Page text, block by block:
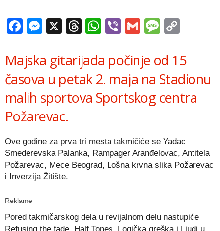
Facebook
Messenger
X Threads
WhatsApp
ViberGmail
Majska gitarijada počinje od 15
časova u petak 2. maja na Stadionu
malih sportova Sportskog centra
Požarevac.
Ove godine za prva tri mesta takmičiće se Yadac
Smederevska Palanka, Rampager Aranđelovac, Antitela
Požarevac, Mece Beograd, Lošna krvna slika Požarevac
i Inverzija Žitište.
Reklame
Pored takmičarskog dela u revijalnom delu nastupiće
Refusing the fade, Half Tones, Logička greška i Ljudi u